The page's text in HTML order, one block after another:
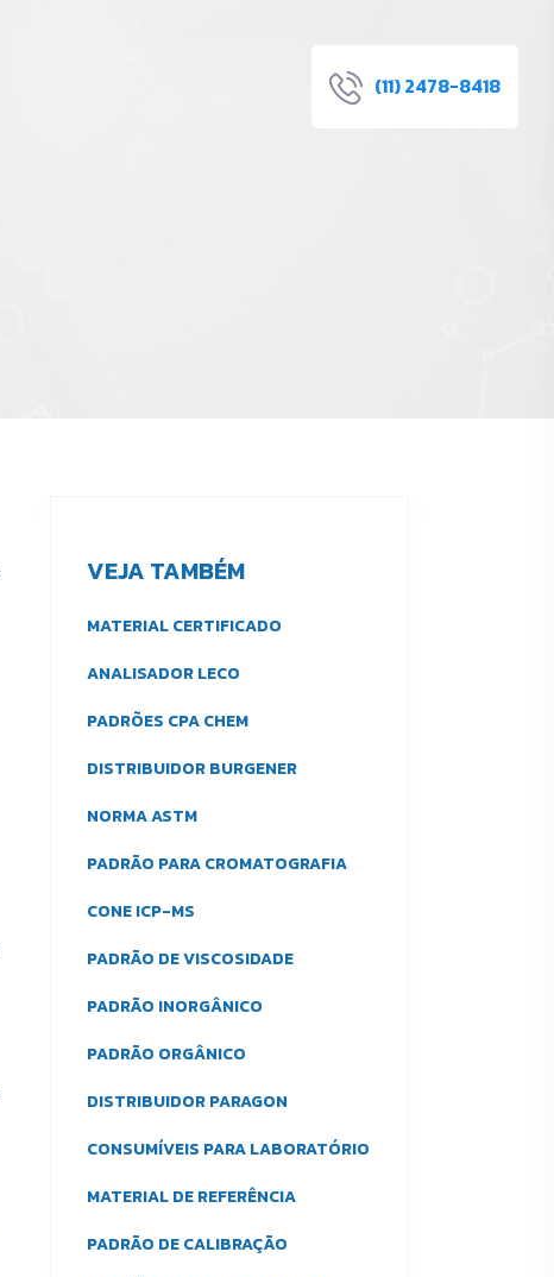
(11) 2478-8418
VEJA TAMBÉM
MATERIAL CERTIFICADO
ANALISADOR LECO
PADRÕES CPA CHEM
DISTRIBUIDOR BURGENER
NORMA ASTM
PADRÃO PARA CROMATOGRAFIA
CONE ICP-MS
PADRÃO DE VISCOSIDADE
PADRÃO INORGÂNICO
PADRÃO ORGÂNICO
DISTRIBUIDOR PARAGON
CONSUMÍVEIS PARA LABORATÓRIO
MATERIAL DE REFERÊNCIA
PADRÃO DE CALIBRAÇÃO